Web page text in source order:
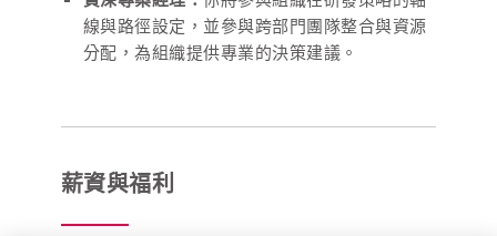
線與路徑設定，並參與跨部門團隊整合與資源
分配，為組織提供專業的決策建議。
薪資與福利